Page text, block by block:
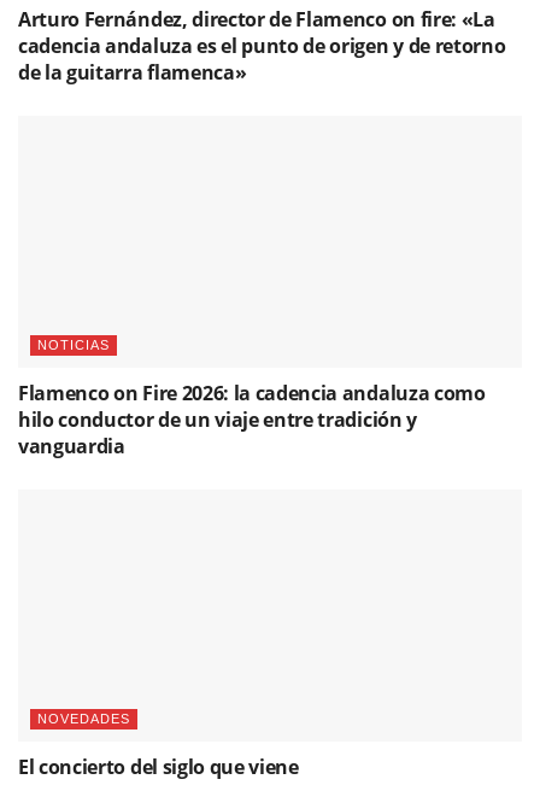
Arturo Fernández, director de Flamenco on fire: «La
cadencia andaluza es el punto de origen y de retorno
de la guitarra flamenca»
NOTICIAS
Flamenco on Fire 2026: la cadencia andaluza como
hilo conductor de un viaje entre tradición y
vanguardia
NOVEDADES
El concierto del siglo que viene